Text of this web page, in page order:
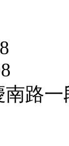
路一